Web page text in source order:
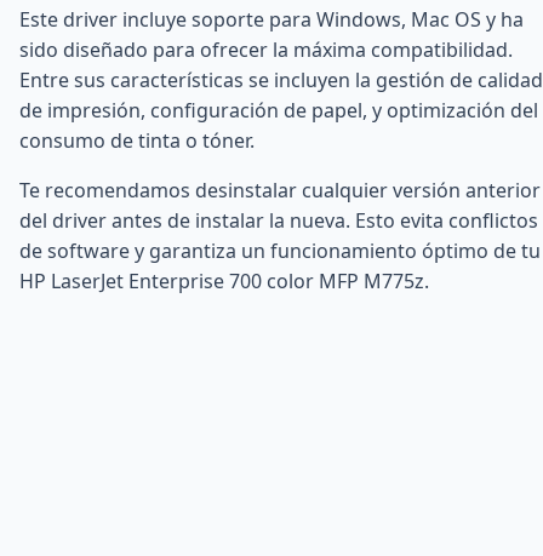
Este driver incluye soporte para Windows, Mac OS y ha
sido diseñado para ofrecer la máxima compatibilidad.
Entre sus características se incluyen la gestión de calidad
de impresión, configuración de papel, y optimización del
consumo de tinta o tóner.
Te recomendamos desinstalar cualquier versión anterior
del driver antes de instalar la nueva. Esto evita conflictos
de software y garantiza un funcionamiento óptimo de tu
HP LaserJet Enterprise 700 color MFP M775z.